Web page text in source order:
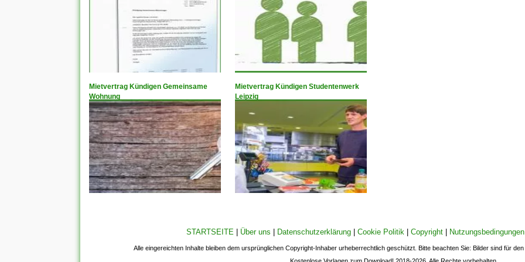
Mietvertrag Kündigen Gemeinsame
Wohnung
Mietvertrag Kündigen Studentenwerk
Leipzig
STARTSEITE| Über uns Datenschutzerklärung| Cookie Politik| Copyright| Nutzungsbedingungen
Alle eingereichten Inhalte bleiben dem ursprünglichen Copyright-Inhaber urheberrechtlich geschützt. Bitte beachten Sie: Bilder sind für